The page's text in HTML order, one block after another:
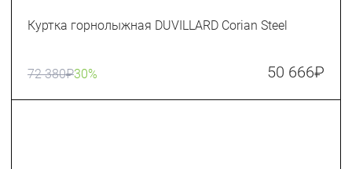
Куртка горнолыжная DUVILLARD Corian Steel
72 380₽30% 50 666₽